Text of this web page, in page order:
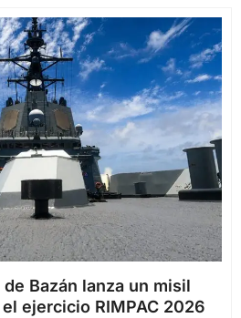
Bazán lanza un misil
ejercicio RIMPAC 2026